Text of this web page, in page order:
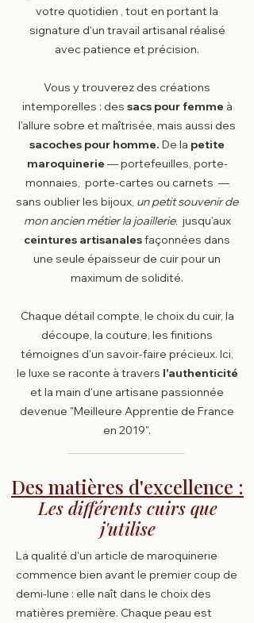
votre quotidien , tout en portant la
signature d'un travail artisanal réalisé
avec patience et précision.
Vous y trouverez des créations
intemporelles : des sacs pour femme à
l'allure sobre et maîtrisée, mais aussi des
sacoches pour homme. De la petite
maroquinerie — portefeuilles, porte-
monnaies, porte-cartes ou carnets —
sans oublier les bijoux, un petit souvenir de
mon ancien métier la joaillerie, jusqu'aux
ceintures artisanalesfaçonnées dans
une seule épaisseur de cuir pour un
maximum de solidité.
Chaque détail compte, le choix du cuir, la
découpe, la couture, les finitions
témoignes d'un savoir-faire précieux. Ici,
le luxe se raconte à travers l'authenticité
et la main d'une artisane passionnée
devenue "Meilleure Apprentie de France
en 2019".
Des matières d'excellence :
Les différents cuirs que
j'utilise
La qualité d'un article de maroquinerie
commence bien avant le premier coup de
demi-lune : elle naît dans le choix des
matières première. Chaque peau est